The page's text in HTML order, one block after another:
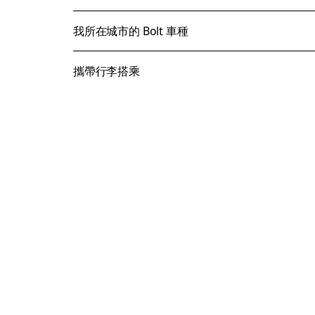
我所在城市的 Bolt 車種
攜帶行李搭乘